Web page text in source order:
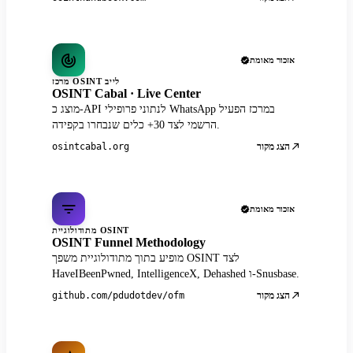
אזכור מאומת
מרכז OSINT לייב
OSINT Cabal · Live Center
מוצג כ-API לנתוני פרופילי WhatsApp במרכז הפעיל
osintcabal.org הצג מקור
אזכור מאומת
מתודולוגיית OSINT
OSINT Funnel Methodology
מופיע בתוך מתודולוגיית משפך OSINT לצד
HaveIBeenPwned, IntelligenceX, Dehashed ו-Snusbase.
github.com/pdudotdev/ofm הצג מקור